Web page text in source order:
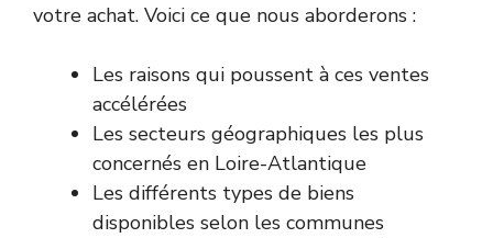
votre achat. Voici ce que nous aborderons :
Les raisons qui poussent à ces ventes
accélérées
Les secteurs géographiques les plus
concernés en Loire-Atlantique
Les différents types de biens
disponibles selon les communes